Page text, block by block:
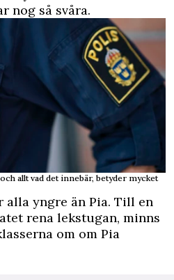
nog så svåra.
allt vad det innebär, betyder mycket
alla yngre än Pia. Till en
rena lekstugan, minns
om om Pia